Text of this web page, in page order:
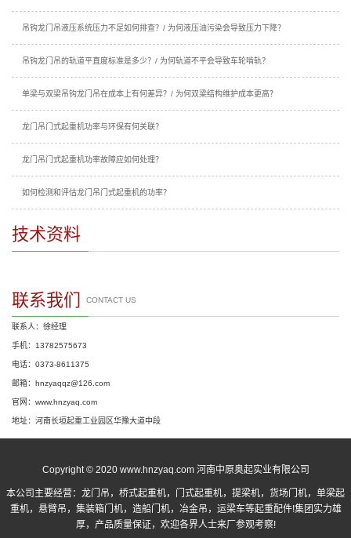
吊钩龙门吊液压系统压力不足如何排查？/ 为何液压油污染会导致压力下降？
吊钩龙门吊的轨道平直度标准是多少？/ 为何轨道不平会导致车轮啃轨？
单梁与双梁吊钩龙门吊在成本上有何差异？/ 为何双梁结构维护成本更高？
龙门吊门式起重机功率与环保有何关联？
龙门吊门式起重机功率故障应如何处理？
如何检测和评估龙门吊门式起重机的功率？
技术资料
联系我们 CONTACT US
联系人：徐经理
手机：13782575673
电话：0373-8611375
邮箱：hnzyaqqz@126.com
官网：www.hnzyaq.com
地址：河南长垣起重工业园区华豫大道中段
Copyright © 2020 www.hnzyaq.com 河南中原奥起实业有限公司
本公司主要经营： 龙门吊 ， 桥式起重机， 门式起重机，提梁机，货场门机，单梁起
重机，悬臂吊，集装箱门机，造船门机，冶金吊，运梁车等起重配件!集团实力雄
厚，产品质量保证，欢迎各界人士来厂参观考察!